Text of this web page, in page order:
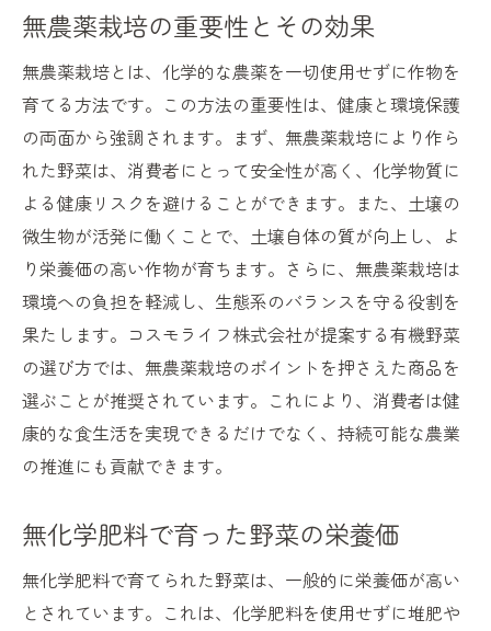
無農薬栽培の重要性とその効果
無農薬栽培とは、化学的な農薬を一切使用せずに作物を
育てる方法です。この方法の重要性は、健康と環境保護
の両面から強調されます。まず、無農薬栽培により作ら
れた野菜は、消費者にとって安全性が高く、化学物質に
よる健康リスクを避けることができます。また、土壌の
微生物が活発に働くことで、土壌自体の質が向上し、よ
り栄養価の高い作物が育ちます。さらに、無農薬栽培は
環境への負担を軽減し、生態系のバランスを守る役割を
果たします。コスモライフ株式会社が提案する有機野菜
の選び方では、無農薬栽培のポイントを押さえた商品を
選ぶことが推奨されています。これにより、消費者は健
康的な食生活を実現できるだけでなく、持続可能な農業
の推進にも貢献できます。
無化学肥料で育った野菜の栄養価
無化学肥料で育てられた野菜は、一般的に栄養価が高い
とされています。これは、化学肥料を使用せずに堆肥や